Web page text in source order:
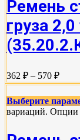
Ремень
груза
362 ₽ – 570 ₽
Выберите
вариаций. Опции